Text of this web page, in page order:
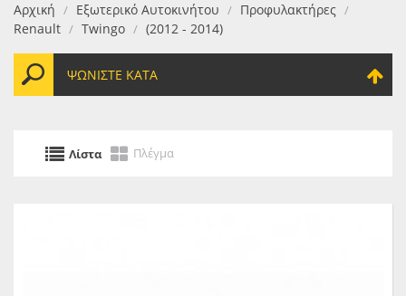
Αρχική / Εξωτερικό Αυτοκινήτου / Προφυλακτήρες /
Renault / Twingo / (2012 - 2014)
ΨΩΝΊΣΤΕ ΚΑΤΆ
Λίστα Πλέγμα